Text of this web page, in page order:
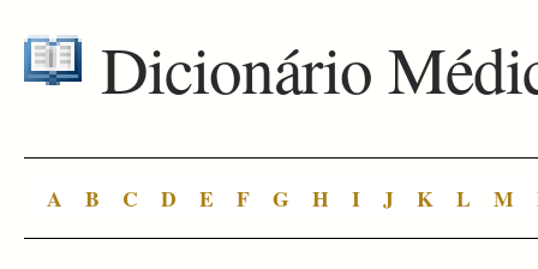
Dicionário
A B C D E F G H I J K L M